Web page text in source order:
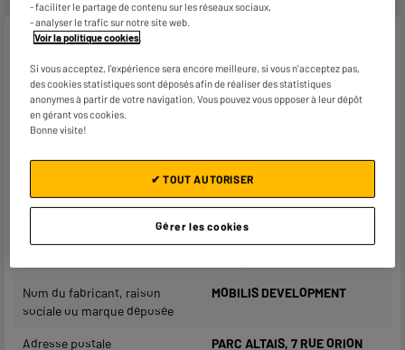
Caractéristiques
Marque MOBILIS
Type de produit
ENGAGEMENT PRIX BAS
Référence constructeur
SUPPORT AIMANTÉ
ORDINATEUR & TAB DE BORD
Nom du fabricant, raison
sociale ou marque déposée
MOBILIS DEVELOPMENT
Adresse postale
PARC ALTAIS, 7 RUE ORION
- faciliter le partage de contenu sur les réseaux sociaux,
- analyser le trafic sur notre site web.
Voir la politique cookies.
Si vous acceptez, l'expérience sera encore meilleure, si vous n'acceptez pas,
des cookies statistiques sont déposés afin de réaliser des statistiques
anonymes à partir de votre navigation. Vous pouvez vous opposer à leur dépôt
en gérant vos cookies.
Bonne visite!
Gérer les cookies
✔ TOUT AUTORISER